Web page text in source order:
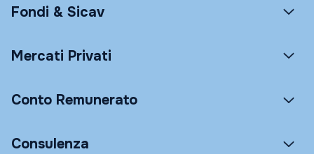
Fondi & Sicav
Mercati Privati
Conto Remunerato
Consulenza